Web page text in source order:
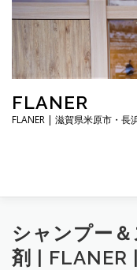
FLANER
FLANER | 滋賀県米原市・長
TOP メニュー・
シャンプー
剤 | FLANER